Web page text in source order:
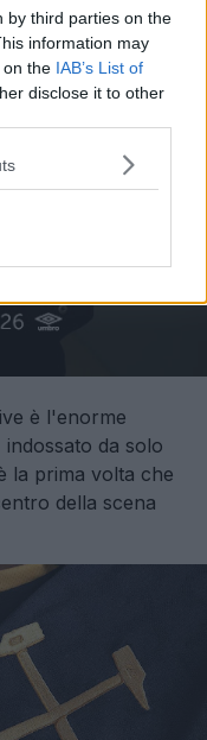
by third parties on the
information may
on the IAB’s List of
disclose it to other
è l'enorme
da solo
la prima volta che
della scena